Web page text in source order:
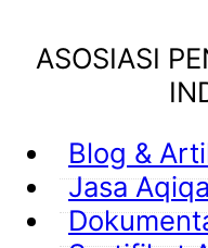
ASOSIASI
Blog &
Jasa